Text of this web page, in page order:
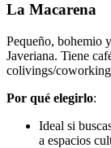
La Macarena
Pequeño, bohemio
Javeriana. Tiene
colivings/
Por qué elegirlo:
Ideal si
a espacios